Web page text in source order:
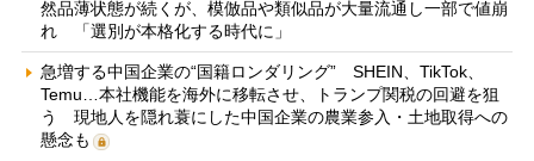
然品薄状態が続くが、模倣品や類似品が大量流通し一部で値崩
れ 「選別が本格化する時代に」
急増する中国企業の“国籍ロンダリング” SHEIN、TikTok、
Temu…本社機能を海外に移転させ、トランプ関税の回避を狙
う 現地人を隠れ蓑にした中国企業の農業参入・土地取得への
懸念も